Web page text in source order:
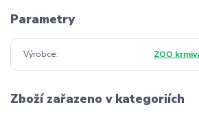
Parametry
Výrobce ZOO
Zboží zařazeno v kategoriích